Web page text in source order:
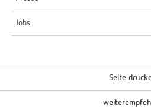
Jobs
Seite